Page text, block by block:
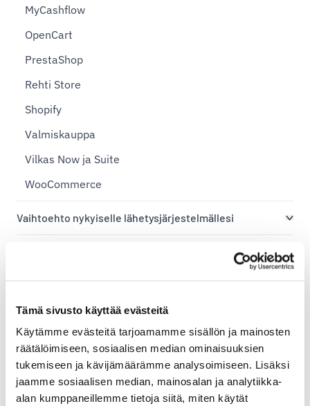
Tämä sivusto käyttää evästeitä
Käytämme evästeitä tarjoamamme sisällön ja mainosten
räätälöimiseen, sosiaalisen median ominaisuuksien
tukemiseen ja kävijämäärämme analysoimiseen. Lisäksi
jaamme sosiaalisen median, mainosalan ja analytiikka-
alan kumppaneillemme tietoja siitä, miten käytät
MyCashflow
OpenCart
PrestaShop
Rehti Store
Shopify
Valmiskauppa
Vilkas Now ja Suite
WooCommerce
Vaihtoehto nykyiselle lähetysjärjestelmällesi
Shipit vs. SmartShip
Shipit vs. Matkahuollon Yritysportaali
Etsitkö vaihtoehtoa Kuljetusvelholle?
Shipit on kattava vaihtoehto Postin Prinetti-palvelulle